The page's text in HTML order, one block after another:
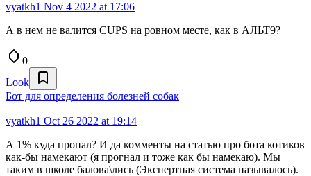
vyatkh1 Nov 4 2022 at 17:06
А в нем не валится CUPS на ровном месте, как в АЛЬТ9?
0
Look
Бот для определения болезней собак
vyatkh1 Oct 26 2022 at 19:14
А 1% куда пропал? И да комменты на статью про бота котиков
как-бы намекают (я прогнал и тоже как бы намекаю). Мы
таким в школе балова\лись (Экспертная система называлось).